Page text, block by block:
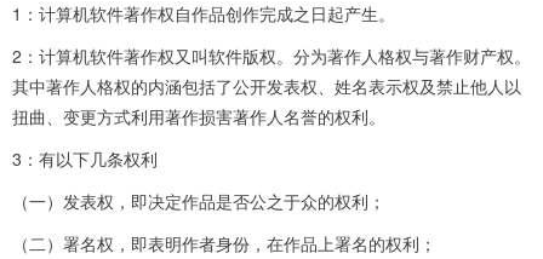
1：计算机软件著作权自作品创作完成之日起产生。
2：计算机软件著作权又叫软件版权。分为著作人格权与著作财产权。
其中著作人格权的内涵包括了公开发表权、姓名表示权及禁止他人以
扭曲、变更方式利用著作损害著作人名誉的权利。
3：有以下几条权利
（一）发表权，即决定作品是否公之于众的权利；
（二）署名权，即表明作者身份，在作品上署名的权利；